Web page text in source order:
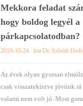
Mekkora feladat
hogy boldog legyél a
párkapcsolatodban?
2019-10-24 írta Dr. Asbóth
Az évek olyan gyorsan
csak visszatekintve jövünk rá
valami nem volt jó. Most